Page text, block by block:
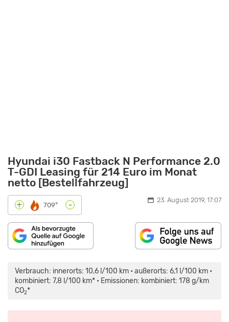
Hyundai i30 Fastback N Performance 2.0
T-GDI Leasing für 214 Euro im Monat
netto [Bestellfahrzeug]
+ 709° - 23. August 2019, 17:07
Verbrauch: innerorts: 10,6 l/100 km • außerorts: 6,1 l/100 km •
kombiniert: 7,8 l/100 km* • Emissionen: kombiniert: 178 g/km
CO2*
FASTBACK
2019
REVIEW